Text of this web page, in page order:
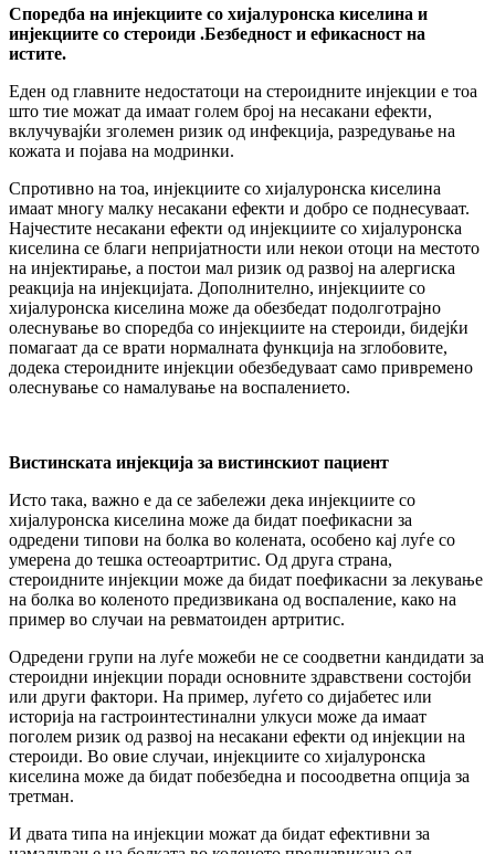
Споредба на инјекциите со хијалуронска киселина и
инјекциите со стероиди .Безбедност и ефикасност на
истите.
Еден од главните недостатоци на стероидните инјекции е тоа
што тие можат да имаат голем број на несакани ефекти,
вклучувајќи зголемен ризик од инфекција, разредување на
кожата и појава на модринки.
Спротивно на тоа, инјекциите со хијалуронска киселина
имаат многу малку несакани ефекти и добро се поднесуваат.
Најчестите несакани ефекти од инјекциите со хијалуронска
киселина се благи непријатности или некои отоци на местото
на инјектирање, а постои мал ризик од развој на алергиска
реакција на инјекцијата. Дополнително, инјекциите со
хијалуронска киселина може да обезбедат подолготрајно
олеснување во споредба со инјекциите на стероиди, бидејќи
помагаат да се врати нормалната функција на зглобовите,
додека стероидните инјекции обезбедуваат само привремено
олеснување со намалување на воспалението.
Вистинската инјекција за вистинскиот пациент
Исто така, важно е да се забележи дека инјекциите со
хијалуронска киселина може да бидат поефикасни за
одредени типови на болка во колената, особено кај луѓе со
умерена до тешка остеоартритис. Од друга страна,
стероидните инјекции може да бидат поефикасни за лекување
на болка во коленото предизвикана од воспаление, како на
пример во случаи на ревматоиден артритис.
Одредени групи на луѓе можеби не се соодветни кандидати за
стероидни инјекции поради основните здравствени состојби
или други фактори. На пример, луѓето со дијабетес или
историја на гастроинтестинални улкуси може да имаат
поголем ризик од развој на несакани ефекти од инјекции на
стероиди. Во овие случаи, инјекциите со хијалуронска
киселина може да бидат побезбедна и посоодветна опција за
третман.
И двата типа на инјекции можат да бидат ефективни за